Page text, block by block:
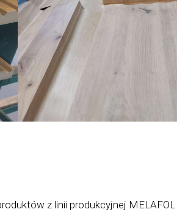
z linii produkcyjnej